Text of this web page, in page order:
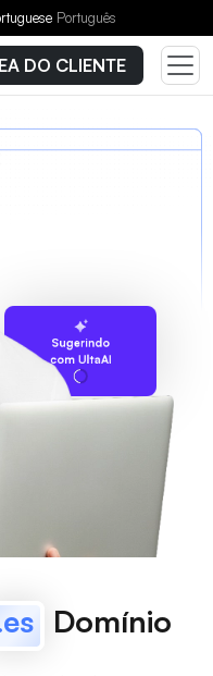
Português
DO CLIENTE
Sugerindo
com UltaAI
Domínio